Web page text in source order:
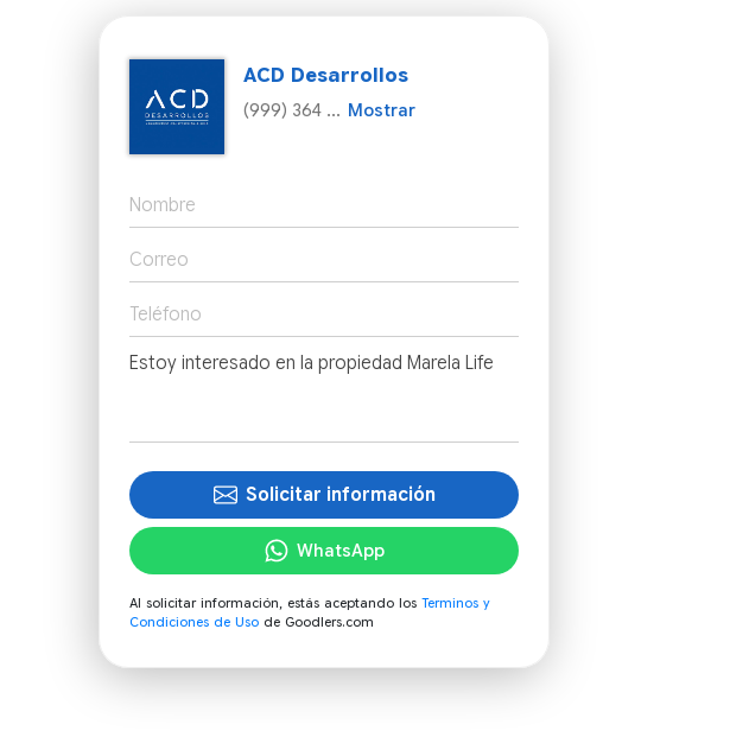
ACD Desarrollos
(999) 364 ... Mostrar
Solicitar información
WhatsApp
Al solicitar información, estás aceptando los Terminos y
Condiciones de Uso de Goodlers.com